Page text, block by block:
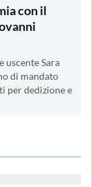
con il
uscente Sara
di mandato
per dedizione e